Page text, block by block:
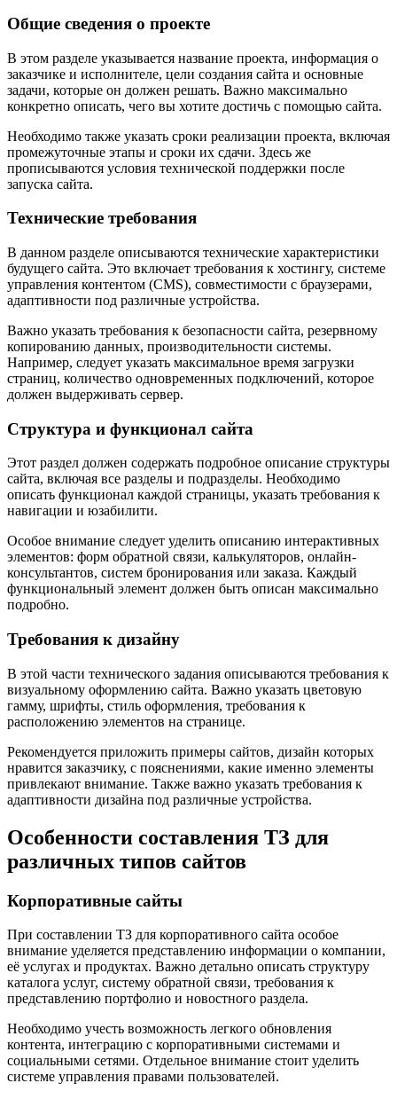
Общие сведения о проекте
В этом разделе указывается название проекта, информация о
заказчике и исполнителе, цели создания сайта и основные
задачи, которые он должен решать. Важно максимально
конкретно описать, чего вы хотите достичь с помощью сайта.
Необходимо также указать сроки реализации проекта, включая
промежуточные этапы и сроки их сдачи. Здесь же
прописываются условия технической поддержки после
запуска сайта.
Технические требования
В данном разделе описываются технические характеристики
будущего сайта. Это включает требования к хостингу, системе
управления контентом (CMS), совместимости с браузерами,
адаптивности под различные устройства.
Важно указать требования к безопасности сайта, резервному
копированию данных, производительности системы.
Например, следует указать максимальное время загрузки
страниц, количество одновременных подключений, которое
должен выдерживать сервер.
Структура и функционал сайта
Этот раздел должен содержать подробное описание структуры
сайта, включая все разделы и подразделы. Необходимо
описать функционал каждой страницы, указать требования к
навигации и юзабилити.
Особое внимание следует уделить описанию интерактивных
элементов: форм обратной связи, калькуляторов, онлайн-
консультантов, систем бронирования или заказа. Каждый
функциональный элемент должен быть описан максимально
подробно.
Требования к дизайну
В этой части технического задания описываются требования к
визуальному оформлению сайта. Важно указать цветовую
гамму, шрифты, стиль оформления, требования к
расположению элементов на странице.
Рекомендуется приложить примеры сайтов, дизайн которых
нравится заказчику, с пояснениями, какие именно элементы
привлекают внимание. Также важно указать требования к
адаптивности дизайна под различные устройства.
Особенности составления ТЗ для
различных типов сайтов
Корпоративные сайты
При составлении ТЗ для корпоративного сайта особое
внимание уделяется представлению информации о компании,
её услугах и продуктах. Важно детально описать структуру
каталога услуг, систему обратной связи, требования к
представлению портфолио и новостного раздела.
Необходимо учесть возможность легкого обновления
контента, интеграцию с корпоративными системами и
социальными сетями. Отдельное внимание стоит уделить
системе управления правами пользователей.